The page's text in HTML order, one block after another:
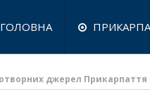
ГОЛОВНА
джерел